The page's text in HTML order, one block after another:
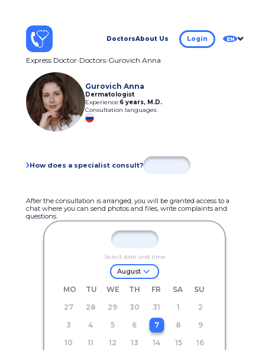
DoctorsAbout Us Login EN
Express Doctor Doctors Gurovich Anna
Gurovich Anna
Dermatologist
Experience:6 years, M.D.
Consultation languages:
How does a specialist consult?
After the consultation is arranged, you will be granted access to a
chat where you can send photos and files, write complaints and
questions.
Select date and time
August
MO TU WE TH FR SA
SU
27
28 29 30 31 1
2
3
4 5 6 7 8
9
10
11 12 13 14 15
16